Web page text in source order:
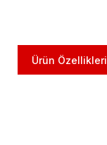
Ürün Özellikleri